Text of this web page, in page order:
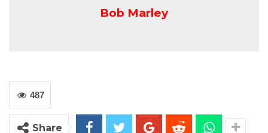
Bob Marley
487
Share